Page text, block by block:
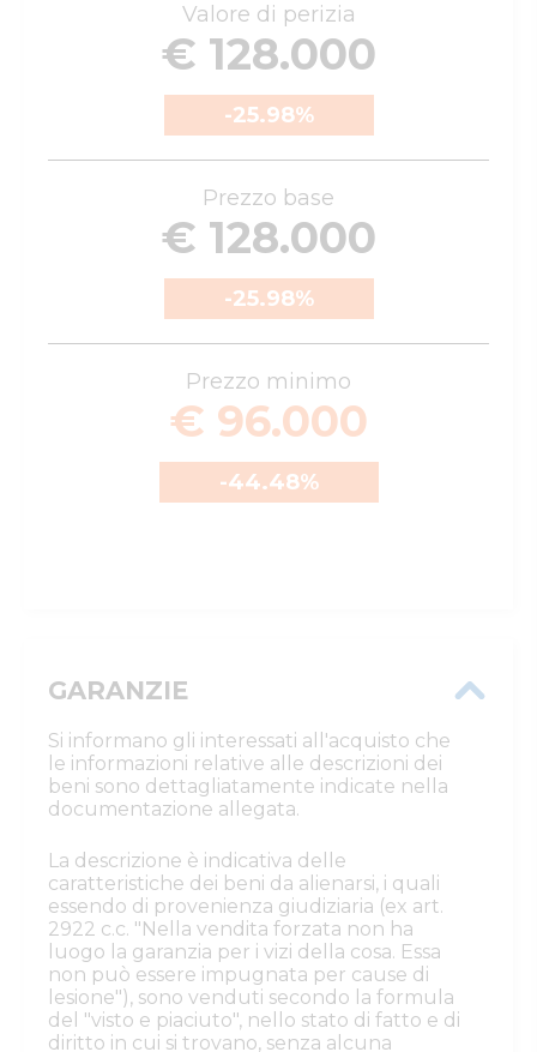
Valore di perizia
€ 128.000
-25.98%
Prezzo base
€ 128.000
-25.98%
Prezzo minimo
€ 96.000
-44.48%
GARANZIE
Si informano gli interessati all'acquisto che
le informazioni relative alle descrizioni dei
beni sono dettagliatamente indicate nella
documentazione allegata.
La descrizione è indicativa delle
caratteristiche dei beni da alienarsi, i quali
essendo di provenienza giudiziaria (ex art.
2922 c.c. "Nella vendita forzata non ha
luogo la garanzia per i vizi della cosa. Essa
non può essere impugnata per cause di
lesione"), sono venduti secondo la formula
del "visto e piaciuto", nello stato di fatto e di
diritto in cui si trovano, senza alcuna